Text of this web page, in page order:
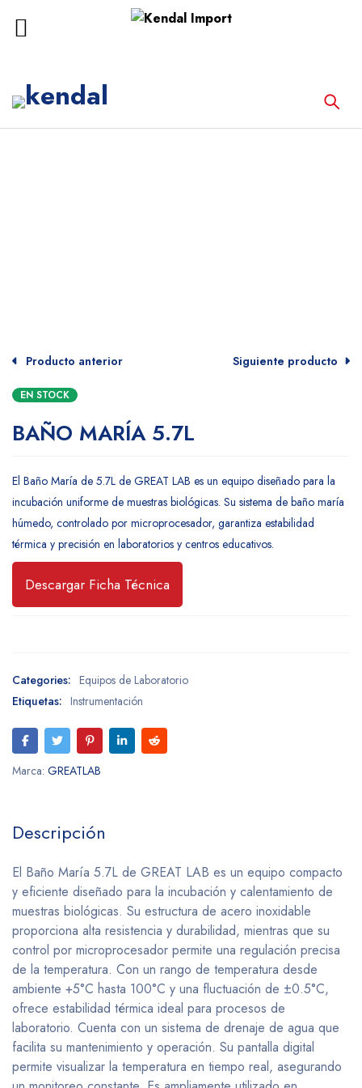
Producto anterior Siguiente producto
EN STOCK
BAÑO MARÍA 5.7L
El Baño María de 5.7L de GREAT LAB es un equipo diseñado para la
incubación uniforme de muestras biológicas. Su sistema de baño maría
húmedo, controlado por microprocesador, garantiza estabilidad
térmica y precisión en laboratorios y centros educativos.
Descargar Ficha Técnica
Categories: Equipos de Laboratorio
Etiquetas: Instrumentación
Marca: GREATLAB
Descripción
El Baño María 5.7L de GREAT LAB es un equipo compacto
y eficiente diseñado para la incubación y calentamiento de
muestras biológicas. Su estructura de acero inoxidable
proporciona alta resistencia y durabilidad, mientras que su
control por microprocesador permite una regulación precisa
de la temperatura. Con un rango de temperatura desde
ambiente +5°C hasta 100°C y una fluctuación de ±0.5°C,
ofrece estabilidad térmica ideal para procesos de
laboratorio. Cuenta con un sistema de drenaje de agua que
facilita su mantenimiento y operación. Su pantalla digital
permite visualizar la temperatura en tiempo real, asegurando